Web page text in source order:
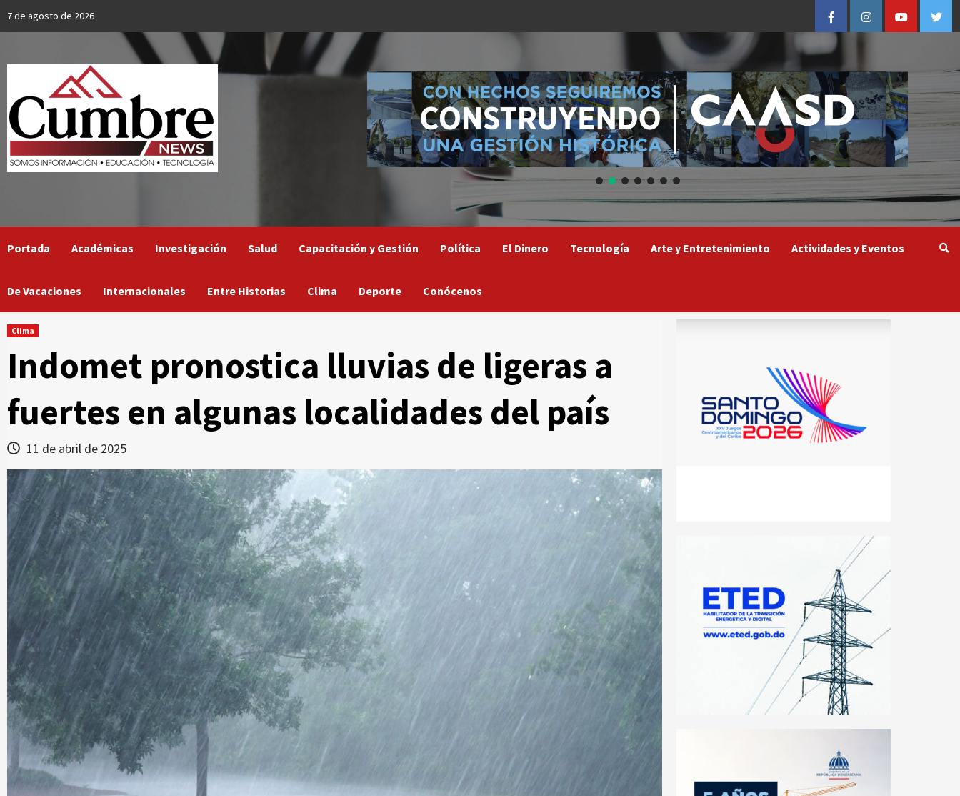
7 de agosto de 2026 FacebookInstagramYoutube
Portada Académicas Investigación Salud Capacitación y Gestión Política El Dinero Tecnología Arte y Entretenimiento Actividades y Eventos
De Vacaciones Internacionales Entre Historias Clima Deporte Conócenos
Clima
Indomet pronostica lluvias de ligeras a
fuertes en algunas localidades del país
11 de abril de 2025